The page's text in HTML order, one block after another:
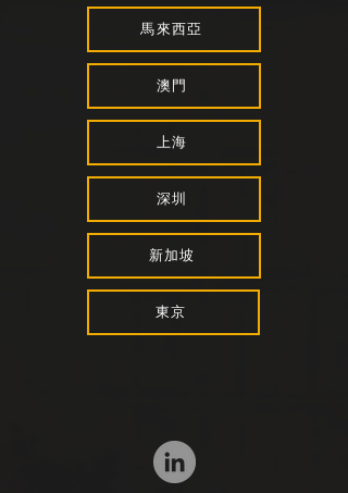
馬來西亞
澳門
上海
深圳
新加坡
東京